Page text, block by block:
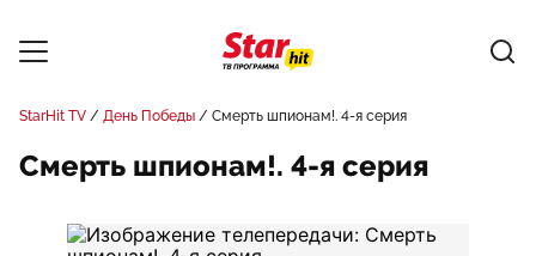
StarHit TV День Победы Смерть шпионам!. 4-я серия
Смерть шпионам!. 4-я серия